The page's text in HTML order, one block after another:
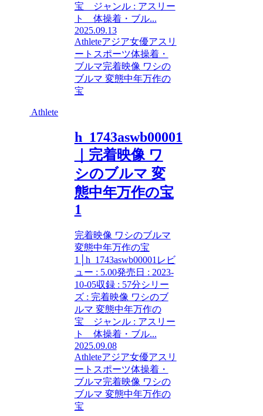
宝 ジャンル : アスリー
ト 体操着・ブル...
2025.09.13
Athleteアジア女優アスリ
ート スポーツ体操着・
ブルマ完着映像 ワシの
ブルマ 変態中年万作の
宝
Athlete
h_1743aswb00001
｜完着映像 ワ
シのブルマ 変
態中年万作の宝
1
完着映像 ワシのブルマ
変態中年万作の宝
1│h_1743aswb00001レビ
ュー : 5.00発売日 : 2023-
10-05収録 : 57分シリー
ズ : 完着映像 ワシのブ
ルマ 変態中年万作の
宝 ジャンル : アスリー
ト 体操着・ブル...
2025.09.08
Athleteアジア女優アスリ
ート スポーツ体操着・
ブルマ完着映像 ワシの
ブルマ 変態中年万作の
宝